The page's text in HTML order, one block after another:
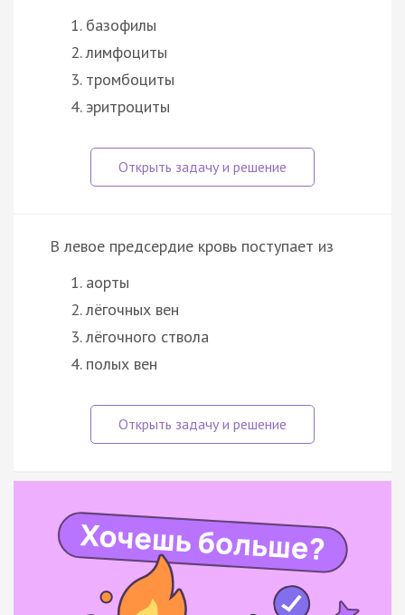
базофилы
лимфоциты
тромбоциты
эритроциты
В левое предсердие кровь поступает из
аорты
лёгочных вен
лёгочного ствола
полых вен